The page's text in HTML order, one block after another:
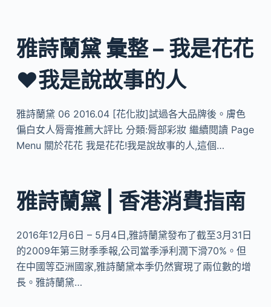
雅詩蘭黛 彙整 – 我是花花
❤我是說故事的人
雅詩蘭黛 06 2016.04 [花化妝]試過各大品牌後。膚色
偏白女人脣膏推薦大評比 分類:脣部彩妝 繼續閱讀 Page
Menu 關於花花 我是花花!我是說故事的人,這個…
雅詩蘭黛 | 香港消費指南
2016年12月6日 – 5月4日,雅詩蘭黛發布了截至3月31日
的2009年第三財季季報,公司當季淨利潤下滑70%。但
在中國等亞洲國家,雅詩蘭黛本季仍然實現了兩位數的增
長。雅詩蘭黛…